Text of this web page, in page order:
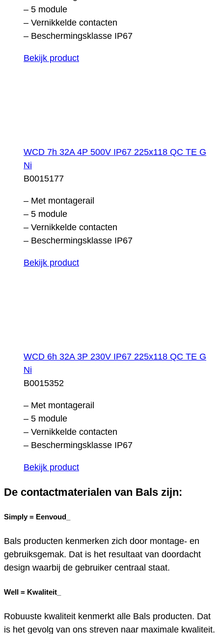
– 5 module
– Vernikkelde contacten
– Beschermingsklasse IP67
Bekijk product
WCD 7h 32A 4P 500V IP67 225x118 QC TE G
Ni
B0015177
– Met montagerail
– 5 module
– Vernikkelde contacten
– Beschermingsklasse IP67
Bekijk product
WCD 6h 32A 3P 230V IP67 225x118 QC TE G
Ni
B0015352
– Met montagerail
– 5 module
– Vernikkelde contacten
– Beschermingsklasse IP67
Bekijk product
De contactmaterialen van Bals zijn:
Simply = Eenvoud_
Bals producten kenmerken zich door montage- en
gebruiksgemak. Dat is het resultaat van doordacht
design waarbij de gebruiker centraal staat.
Well = Kwaliteit_
Robuuste kwaliteit kenmerkt alle Bals producten. Dat
is het gevolg van ons streven naar maximale kwaliteit.